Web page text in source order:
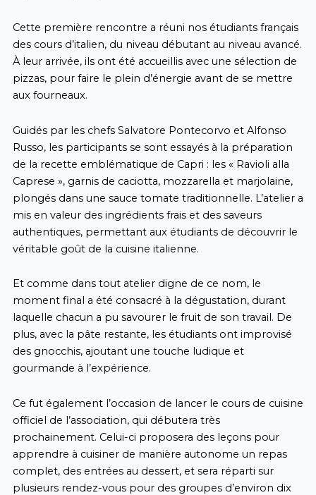
Cette première rencontre a réuni nos étudiants français
des cours d’italien, du niveau débutant au niveau avancé.
À leur arrivée, ils ont été accueillis avec une sélection de
pizzas, pour faire le plein d’énergie avant de se mettre
aux fourneaux.
Guidés par les chefs Salvatore Pontecorvo et Alfonso
Russo, les participants se sont essayés à la préparation
de la recette emblématique de Capri : les « Ravioli alla
Caprese », garnis de caciotta, mozzarella et marjolaine,
plongés dans une sauce tomate traditionnelle. L’atelier a
mis en valeur des ingrédients frais et des saveurs
authentiques, permettant aux étudiants de découvrir le
véritable goût de la cuisine italienne.
Et comme dans tout atelier digne de ce nom, le
moment final a été consacré à la dégustation, durant
laquelle chacun a pu savourer le fruit de son travail. De
plus, avec la pâte restante, les étudiants ont improvisé
des gnocchis, ajoutant une touche ludique et
gourmande à l’expérience.
Ce fut également l’occasion de lancer le cours de cuisine
officiel de l’association, qui débutera très
prochainement. Celui-ci proposera des leçons pour
apprendre à cuisiner de manière autonome un repas
complet, des entrées au dessert, et sera réparti sur
plusieurs rendez-vous pour des groupes d’environ dix